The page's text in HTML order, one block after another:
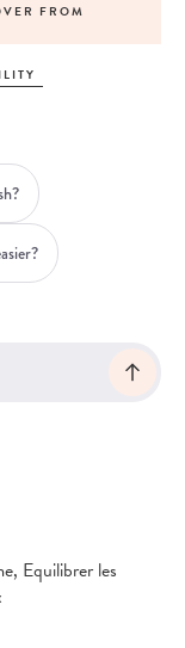
FROM
Equilibrer les